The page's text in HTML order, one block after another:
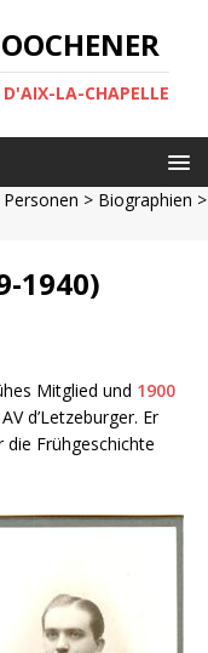
LA-CHAPELLE
Personen > Biographien >
1940)
Mitglied und 1900
d’Letzeburger. Er
die Frühgeschichte